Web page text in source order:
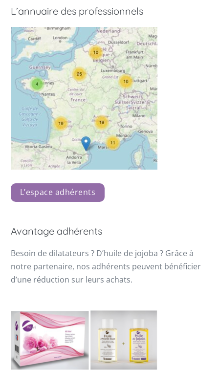
L’annuaire des professionnels
L’espace adhérents
Avantage adhérents
Besoin de dilatateurs ? D’huile de jojoba ? Grâce à
notre partenaire, nos adhérents peuvent bénéficier
d’une réduction sur leurs achats.